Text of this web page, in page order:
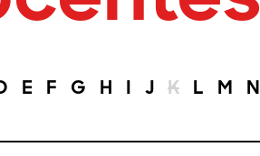
E F G H I J K L M N